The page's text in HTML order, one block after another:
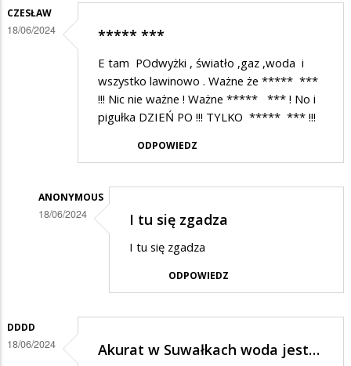
CZESŁAW
18/06/2024 ***** ***
E tam POdwyżki , światło ,gaz ,woda i
wszystko lawinowo . Ważne że ***** ***
!!! Nic nie ważne ! Ważne ***** *** ! No i
pigułka DZIEŃ PO !!! TYLKO ***** *** !!!
ODPOWIEDZ
ANONYMOUS
18/06/2024
na
I tu się zgadza
I tu się zgadza
ODPOWIEDZ
DDDD
18/06/2024 Akurat w Suwałkach woda jest…